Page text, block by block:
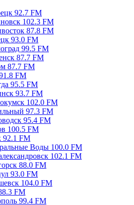
92.7 FM
102.3 FM
87.8 FM
93.0 FM
99.5 FM
87.7 FM
87.7 FM
FM
95.5 FM
93.7 FM
102.0 FM
97.3 FM
95.4 FM
100.5 FM
92.1 FM
Воды 100.0 FM
102.1 FM
88.0 FM
93.0 FM
104.0 FM
FM
99.4 FM